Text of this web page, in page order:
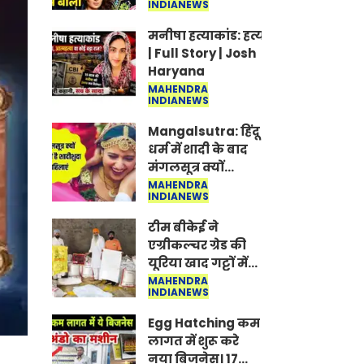
Jantar-Mantar |
CJP protest
INDIANEWS
मनीषा हत्याकांड: हत्या, आत्महत्या या
| Full Story | Josh
Haryana
MAHENDRA
INDIANEWS
Mangalsutra: हिंदू
धर्म में शादी के बाद
मंगलसूत्र क्यों
पहनती है महिलाएं,
किसने शुरु की ये
परंपरा
MAHENDRA
INDIANEWS
टीम बीकेई ने
एग्रीकल्चर ग्रेड की
यूरिया खाद गट्टों में
बदलकर टेक्निकल
ग्रेड में बेचने वालों पर
करवाई कार्रवाई:
लखविंदर सिंह
औलख
MAHENDRA
INDIANEWS
Egg Hatching कम
लागत में शुरू करे
नया बिजनेस। 17